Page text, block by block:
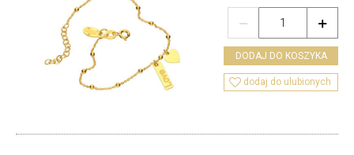


DODAJ DO KOSZYKA
 dodaj do ulubionych